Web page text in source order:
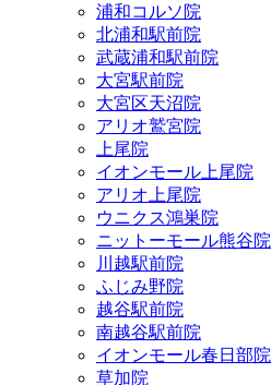
浦和コルソ院
北浦和駅前院
武蔵浦和駅前院
大宮駅前院
大宮区天沼院
アリオ鷲宮院
上尾院
イオンモール上尾院
アリオ上尾院
ウニクス鴻巣院
ニットーモール熊谷院
川越駅前院
ふじみ野院
越谷駅前院
南越谷駅前院
イオンモール春日部院
草加院